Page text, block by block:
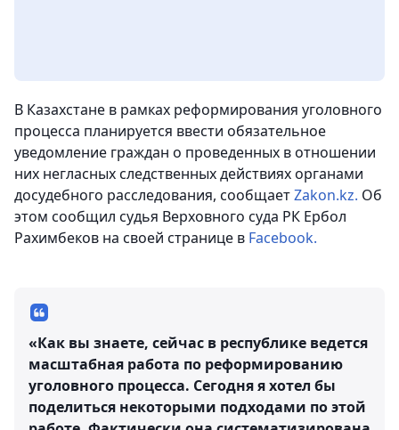
В Казахстане в рамках реформирования уголовного
процесса планируется ввести обязательное
уведомление граждан о проведенных в отношении
них негласных следственных действиях органами
досудебного расследования, сообщаетZakon.kz. Об
этом сообщил судья Верховного суда РК Ербол
Рахимбеков на своей странице в Facebook.
«Как вы знаете, сейчас в республике ведется
масштабная работа по реформированию
уголовного процесса. Сегодня я хотел бы
поделиться некоторыми подходами по этой